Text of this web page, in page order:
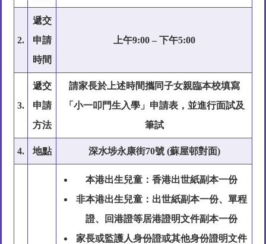
2.
遞交
申請
時間
上午9:00 – 下午5:00
3.
遞交
申請
方法
請家長於上述時間攜同子女親臨本校填寫
「小一叩門生入學」申請表，並進行面試及
筆試
4. 地點 深水埗永康街70號 (蘇屋邨對面)
本港出生兒童： 香港出世紙副本一份
非本港出生兒童： 出世紙副本一份、單程
證、回港證等居港證明文件副本一份
家長或監護人身份證或其他身份證明文件